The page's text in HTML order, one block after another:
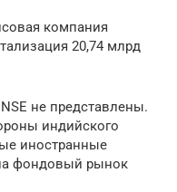
компания
20,74 млрд
не представлены.
индийского
иностранные
фондовый рынок